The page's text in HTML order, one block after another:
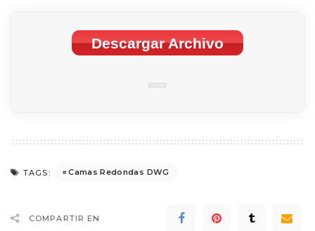
Descargar Archivo
TAGS: Camas Redondas DWG
COMPARTIR EN